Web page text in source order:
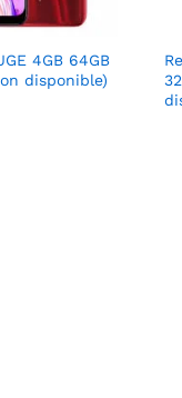
4GB 64GB
disponible)